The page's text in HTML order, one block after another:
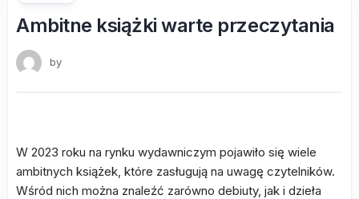
Ambitne książki warte przeczytania
by
W 2023 roku na rynku wydawniczym pojawiło się wiele
ambitnych książek, które zasługują na uwagę czytelników.
Wśród nich można znaleźć zarówno debiuty, jak i dzieła